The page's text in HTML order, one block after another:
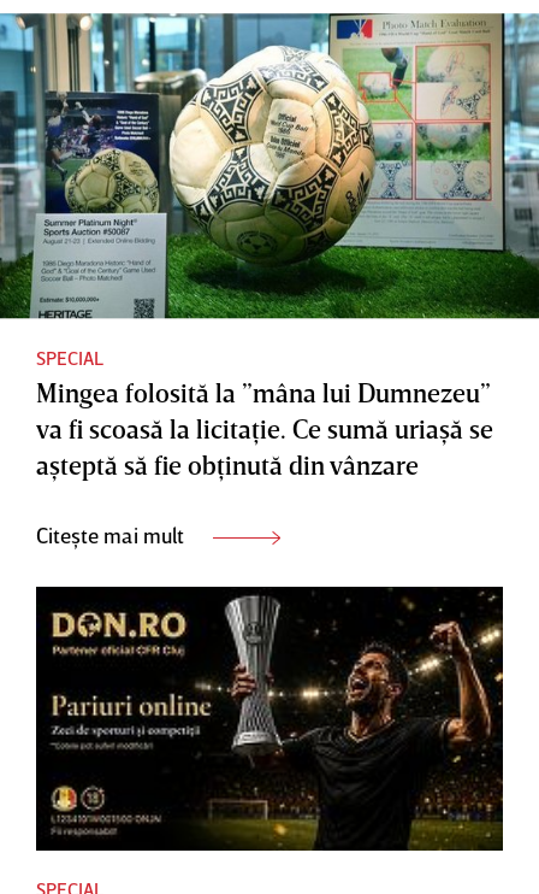
SPECIAL
Mingea folosită la ”mâna lui Dumnezeu”
va fi scoasă la licitaţie. Ce sumă uriaşă se
aşteptă să fie obţinută din vânzare
Citește mai mult